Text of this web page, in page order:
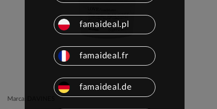
Marca: DAVINES
famaideal.pl
famaideal.fr
famaideal.de